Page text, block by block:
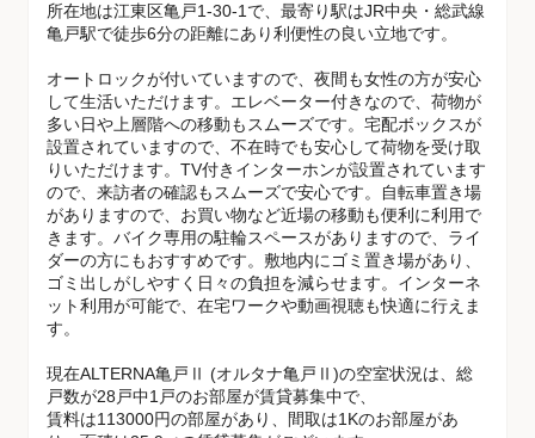
所在地は江東区亀戸1-30-1で、最寄り駅はJR中央・総武線
亀戸駅で徒歩6分の距離にあり利便性の良い立地です。
オートロックが付いていますので、夜間も女性の方が安心
して生活いただけます。エレベーター付きなので、荷物が
多い日や上層階への移動もスムーズです。宅配ボックスが
設置されていますので、不在時でも安心して荷物を受け取
りいただけます。TV付きインターホンが設置されています
ので、来訪者の確認もスムーズで安心です。自転車置き場
がありますので、お買い物など近場の移動も便利に利用で
きます。バイク専用の駐輪スペースがありますので、ライ
ダーの方にもおすすめです。敷地内にゴミ置き場があり、
ゴミ出しがしやすく日々の負担を減らせます。インターネ
ット利用が可能で、在宅ワークや動画視聴も快適に行えま
す。
現在ALTERNA亀戸Ⅱ (オルタナ亀戸Ⅱ)の空室状況は、総
戸数が28戸中1戸のお部屋が賃貸募集中で、
賃料は113000円の部屋があり、間取は1Kのお部屋があ